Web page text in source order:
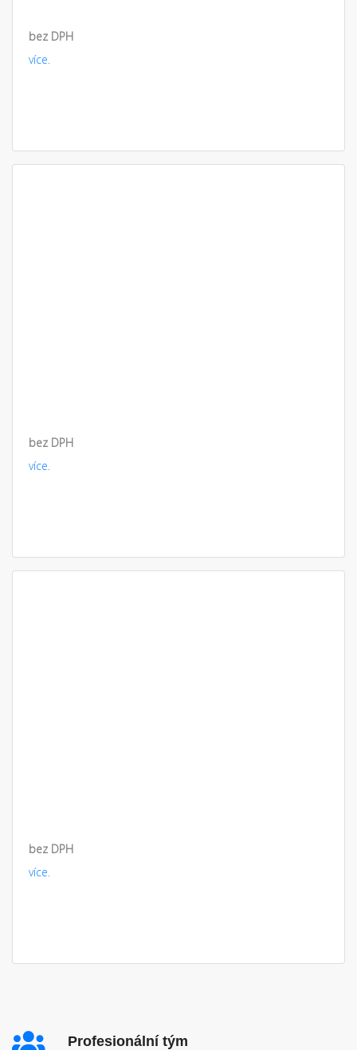
bez DPH
více.
bez DPH
více.
bez DPH
více.
Profesionální tým